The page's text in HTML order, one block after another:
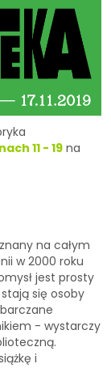
11 - 19 na
na całym
w 2000 roku
jest prosty
się osoby
- wystarczy
i